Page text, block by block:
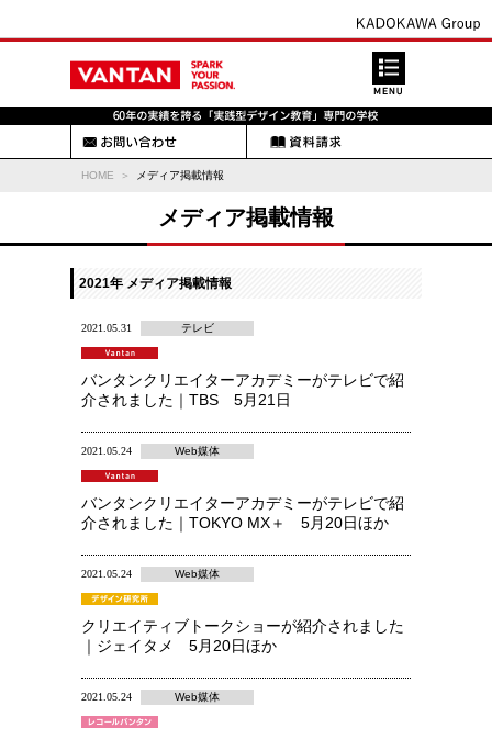
HOME メディア掲載情報
メディア掲載情報
2021年 メディア掲載情報
2021.05.31 テレビ
バンタンクリエイターアカデミーがテレビで紹
介されました｜TBS 5月21日
2021.05.24 Web媒体
バンタンクリエイターアカデミーがテレビで紹
介されました｜TOKYO MX＋ 5月20日ほか
2021.05.24 Web媒体
クリエイティブトークショーが紹介されました
｜ジェイタメ 5月20日ほか
2021.05.24 Web媒体